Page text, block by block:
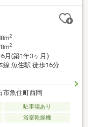
2
2
月(築1年3ヶ月)
線 魚住駅 徒歩16分
市魚住町西岡
駐車場あり
浴室乾燥機